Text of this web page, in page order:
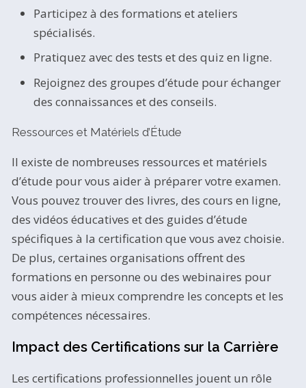
Participez à des formations et ateliers
spécialisés.
Pratiquez avec des tests et des quiz en ligne.
Rejoignez des groupes d’étude pour échanger
des connaissances et des conseils.
Ressources et Matériels d’Étude
Il existe de nombreuses ressources et matériels
d’étude pour vous aider à préparer votre examen.
Vous pouvez trouver des livres, des cours en ligne,
des vidéos éducatives et des guides d’étude
spécifiques à la certification que vous avez choisie.
De plus, certaines organisations offrent des
formations en personne ou des webinaires pour
vous aider à mieux comprendre les concepts et les
compétences nécessaires.
Impact des Certifications sur la Carrière
Les certifications professionnelles jouent un rôle